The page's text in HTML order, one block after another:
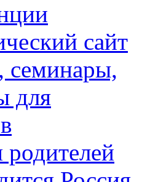
сайт
для
родителей